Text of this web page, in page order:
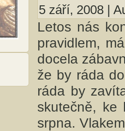
5 září, 2008 |
Letos nás
pravidlem,
docela
že by ráda
ráda by
skutečně, ke
srpna.